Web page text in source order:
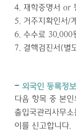
4. 재학증명서 or
5. 거주지확인서/
6.수수료 30,000
7. 결핵검진서(별
외국인 등록정
다음 항목 중 본
출입국관리사무
이를 신고합니다.